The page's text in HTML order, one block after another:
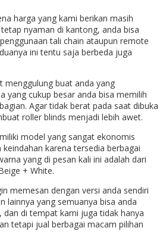
harga yang kami berikan masih
nyaman di kantong, anda bisa
tali chain ataupun remote
ini tentu saja berbeda juga
menggulung buat anda yang
yang cukup besar anda bisa memilih
Agar tidak berat pada saat dibuka
roller blinds menjadi lebih awet.
model yang sangat ekonomis
karena tersedia berbagai
yang di pesan kali ini adalah dari
+ White.
memesan dengan versi anda sendiri
lainnya yang semuanya bisa anda
dan di tempat kami juga tidak hanya
tetapi jual berbagai macam pilihan